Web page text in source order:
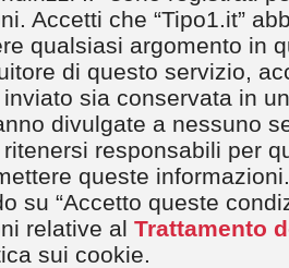
Accetti che “Tipo1.it”
qualsiasi argomento in
di questo servizio,
sia conservata in
divulgate a nessuno
responsabili per
queste informazioni.
su “Accetto queste
relative al Trattamento
sui cookie.